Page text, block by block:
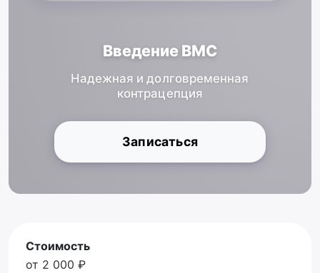
Введение ВМС
Надежная и долговременная
контрацепция
Записаться
Стоимость
от 2 000 ₽